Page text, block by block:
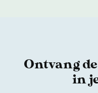
Ontvang
in